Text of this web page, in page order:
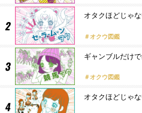
オタクほどじゃ
オクウ図鑑
ギャンブルだけ
オクウ図鑑
オタクほどじゃ